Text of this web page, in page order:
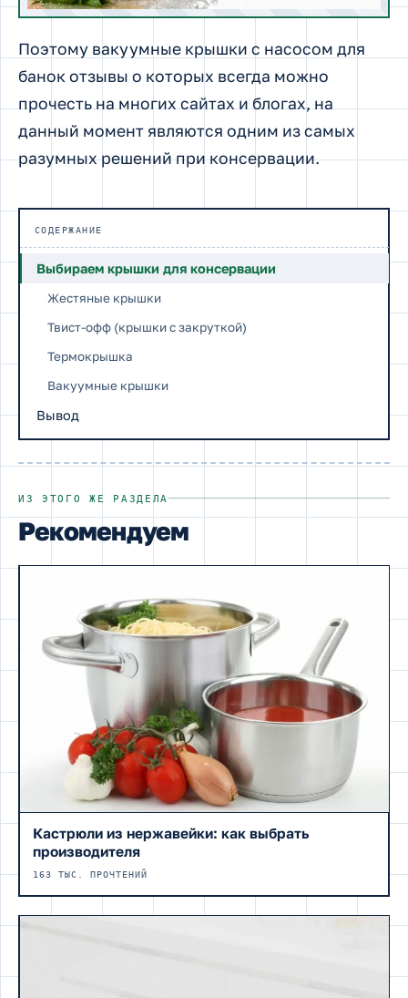
Поэтому вакуумные крышки с насосом для
банок отзывы о которых всегда можно
прочесть на многих сайтах и блогах, на
данный момент являются одним из самых
разумных решений при консервации.
СОДЕРЖАНИЕ
Выбираем крышки для консервации
Жестяные крышки
Твист-офф (крышки с закруткой)
Термокрышка
Вакуумные крышки
Вывод
ИЗ ЭТОГО ЖЕ РАЗДЕЛА
Рекомендуем
Кастрюли из нержавейки: как выбрать
производителя
163 ТЫС. ПРОЧТЕНИЙ